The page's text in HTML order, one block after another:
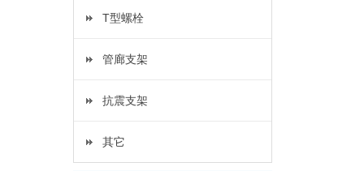
T型螺栓
管廊支架
抗震支架
其它